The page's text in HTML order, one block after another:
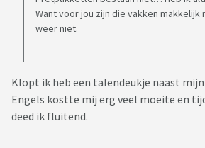
Want voor jou zijn die vakken
weer niet.
Klopt ik heb een talendeukje naast
Engels kostte mij erg veel moeite en
deed ik fluitend.